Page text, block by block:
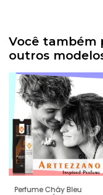
Você também
outros
Perfume Cháy Bleu